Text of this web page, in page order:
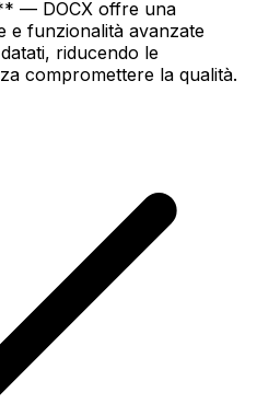
— DOCX offre una
e funzionalità avanzate
riducendo le
compromettere la qualità.